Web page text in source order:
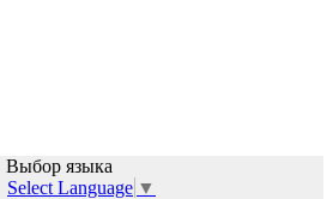
Выбор языка
Select Language ▼